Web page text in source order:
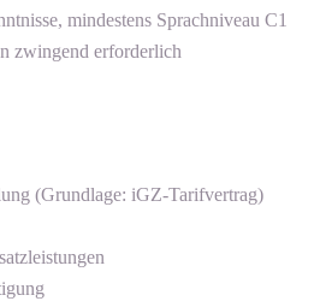
mindestens Sprachniveau C1
zwingend erforderlich
(Grundlage: iGZ-Tarifvertrag)